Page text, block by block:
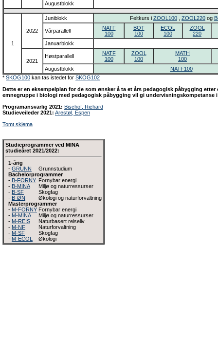
Augustblokk
1
2022
Juniblokk Feltkurs i ZOOL100 ZOOL220 og
Vårparallell
NATF
100
BOT
100
ECOL
100
ZOOL
220
Januarblokk
2021
Høstparallell
NATF
100
ZOOL
100
MATH
100
Augustblokk
NATF100
* SKOG100 kan tas istedet for SKOG102
Dette er en eksempelplan for de som ønsker å ta et års pedagogisk påbygging etter
emnegruppe i biologi med pedagogisk påbygging vil gi undervisningskompetanse
Programansvarlig 2021: Bischof, Richard
Studieveileder 2021: Arestøl, Espen
Tomt skjema
Studieprogrammer ved MINA
studieåret 2021/2022:
1-årig
- GRUNN
Grunnstudium
Bachelorprogrammer
- B-FORNY Fornybar energi
- B-MINA
Miljø og naturressurser
- B-SF
Skogfag
- B-ØN
Økologi og naturforvaltning
Masterprogrammer
- M-FORNY Fornybar energi
- M-MINA
Miljø og naturressurser
- M-REIS
Naturbasert reiseliv
- M-NF
Naturforvaltning
- M-SF
Skogfag
- M-ECOL Økologi